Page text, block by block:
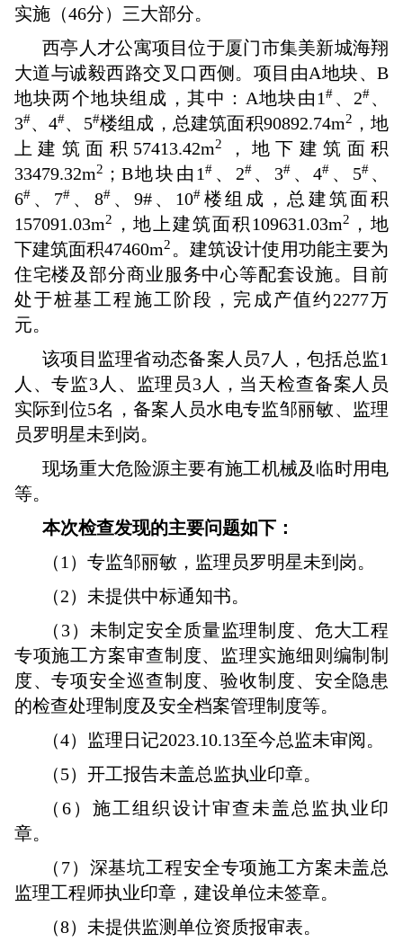
实施（46分）三大部分。
西亭人才公寓项目位于厦门市集美新城海翔
大道与诚毅西路交叉口西侧。项目由A地块、B
地块两个地块组成，其中：A地块由1# 、2#、
3#、4#、5#楼组成，总建筑面积90892.74m2
，地
上建筑面积57413.42m2
，地下建筑面积
33479.32m2 ；B地块由1# 、2#、3# 、4# 、5#、
6#、7# 、8#、9#、10# 楼组成，总建筑面积
157091.03m2 ，地上建筑面积109631.03m2
，地
下建筑面积47460m2 。建筑设计使用功能主要为
住宅楼及部分商业服务中心等配套设施。目前
处于桩基工程施工阶段，完成产值约2277万
元。
该项目监理省动态备案人员7人，包括总监1
人、专监3人、监理员3人，当天检查备案人员
实际到位5名，备案人员水电专监邹丽敏、监理
员罗明星未到岗。
现场重大危险源主要有施工机械及临时用电
等。
本次检查发现的主要问题如下：
（1）专监邹丽敏，监理员罗明星未到岗。
（2）未提供中标通知书。
（3）未制定安全质量监理制度、危大工程
专项施工方案审查制度、监理实施细则编制制
度、专项安全巡查制度、验收制度、安全隐患
的检查处理制度及安全档案管理制度等。
（4）监理日记2023.10.13至今总监未审阅。
（5）开工报告未盖总监执业印章。
（6）施工组织设计审查未盖总监执业印
章。
（7）深基坑工程安全专项施工方案未盖总
监理工程师执业印章，建设单位未签章。
（8）未提供监测单位资质报审表。